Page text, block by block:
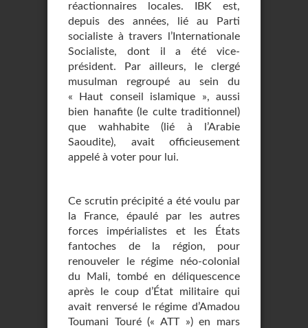
réactionnaires locales. IBK est,
depuis des années, lié au Parti
socialiste à travers l’Internationale
Socialiste, dont il a été vice-
président. Par ailleurs, le clergé
musulman regroupé au sein du
« Haut conseil islamique », aussi
bien hanafite (le culte traditionnel)
que wahhabite (lié à l’Arabie
Saoudite), avait officieusement
appelé à voter pour lui.
Ce scrutin précipité a été voulu par
la France, épaulé par les autres
forces impérialistes et les États
fantoches de la région, pour
renouveler le régime néo-colonial
du Mali, tombé en déliquescence
après le coup d’État militaire qui
avait renversé le régime d’Amadou
Toumani Touré (« ATT ») en mars